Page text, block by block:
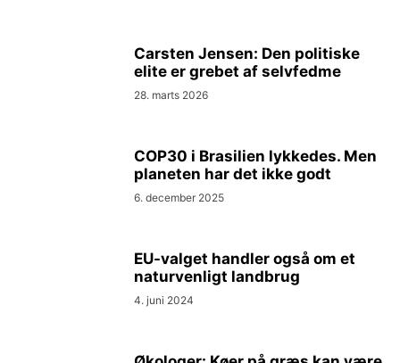
Carsten Jensen: Den politiske
elite er grebet af selvfedme
28. marts 2026
COP30 i Brasilien lykkedes. Men
planeten har det ikke godt
6. december 2025
EU-valget handler også om et
naturvenligt landbrug
4. juni 2024